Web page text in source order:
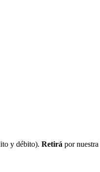
y débito). Retirá por nuestra